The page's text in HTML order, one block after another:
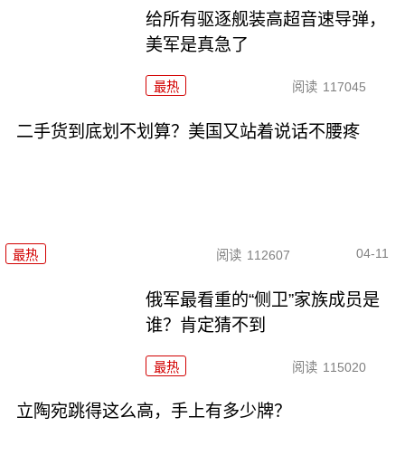
给所有驱逐舰装高超音速导弹，
美军是真急了
最热 阅读 117045
二手货到底划不划算？美国又站着说话不腰疼
最热 阅读 112607 04-11
俄军最看重的“侧卫”家族成员是
谁？肯定猜不到
最热 阅读 115020
立陶宛跳得这么高，手上有多少牌？